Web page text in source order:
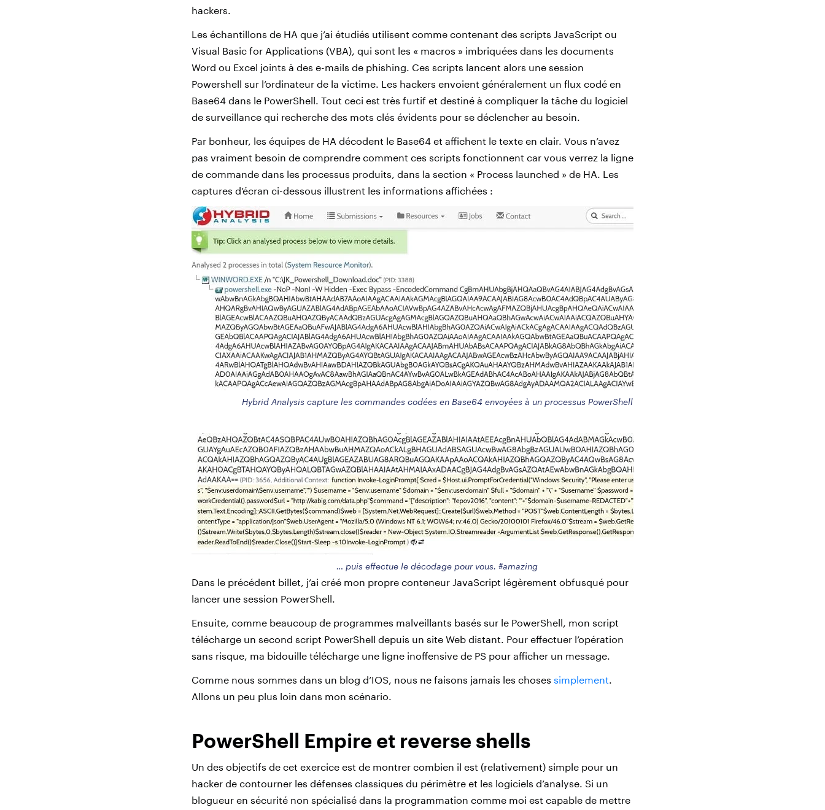
hackers.
Les échantillons de HA que j’ai étudiés utilisent comme contenant des scripts JavaScript ou
Visual Basic for Applications (VBA), qui sont les « macros » imbriquées dans les documents
Word ou Excel joints à des e-mails de phishing. Ces scripts lancent alors une session
Powershell sur l’ordinateur de la victime. Les hackers envoient généralement un flux codé en
Base64 dans le PowerShell. Tout ceci est très furtif et destiné à compliquer la tâche du logiciel
de surveillance qui recherche des mots clés évidents pour se déclencher au besoin.
Par bonheur, les équipes de HA décodent le Base64 et affichent le texte en clair. Vous n’avez
pas vraiment besoin de comprendre comment ces scripts fonctionnent car vous verrez la ligne
de commande dans les processus produits, dans la section « Process launched » de HA. Les
captures d’écran ci-dessous illustrent les informations affichées :
Hybrid Analysis capture les commandes codées en Base64 envoyées à un processus PowerShell
… puis effectue le décodage pour vous. #amazing
Dans le précédent billet, j’ai créé mon propre conteneur JavaScript légèrement obfusqué pour
lancer une session PowerShell.
Ensuite, comme beaucoup de programmes malveillants basés sur le PowerShell, mon script
télécharge un second script PowerShell depuis un site Web distant. Pour effectuer l’opération
sans risque, ma bidouille télécharge une ligne inoffensive de PS pour afficher un message.
Comme nous sommes dans un blog d’IOS, nous ne faisons jamais les choses simplement.
Allons un peu plus loin dans mon scénario.
PowerShell Empire et reverse shells
Un des objectifs de cet exercice est de montrer combien il est (relativement) simple pour un
hacker de contourner les défenses classiques du périmètre et les logiciels d’analyse. Si un
blogueur en sécurité non spécialisé dans la programmation comme moi est capable de mettre